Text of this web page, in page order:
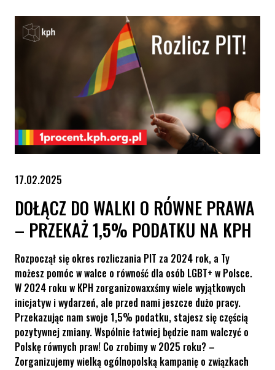
17.02.2025
DOŁĄCZ DO WALKI O RÓWNE PRAWA
– PRZEKAŻ 1,5% PODATKU NA KPH
Rozpoczął się okres rozliczania PIT za 2024 rok, a Ty
możesz pomóc w walce o równość dla osób LGBT+ w Polsce.
W 2024 roku w KPH zorganizowaxxśmy wiele wyjątkowych
inicjatyw i wydarzeń, ale przed nami jeszcze dużo pracy.
Przekazując nam swoje 1,5% podatku, stajesz się częścią
pozytywnej zmiany. Wspólnie łatwiej będzie nam walczyć o
Polskę równych praw! Co zrobimy w 2025 roku? –
Zorganizujemy wielką ogólnopolską kampanię o związkach